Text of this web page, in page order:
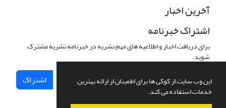
این وب سایت از کوکی ها برای اطمینان از ارائه بهترین
خدمات استفاده می کند.
آخرین اخبار
اشتراک خبرنامه
برای دریافت اخبار و اطلاعیه های مهم نشریه در خبرنامه نشریه مشترک
شوید.
اشتراک